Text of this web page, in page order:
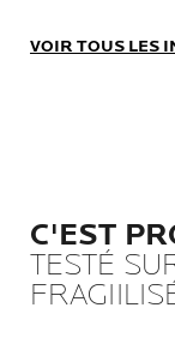
VOIR TOUS LES
C'EST
TESTÉ